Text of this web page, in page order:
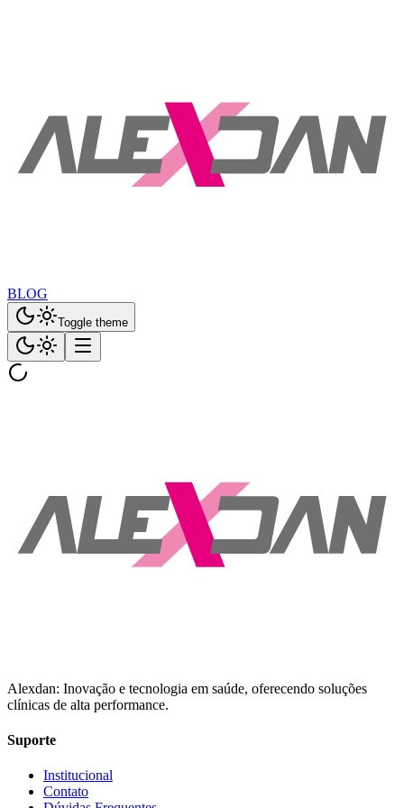
BLOG
Toggle theme
Alexdan: Inovação e tecnologia em saúde, oferecendo soluções
clínicas de alta performance.
Suporte
Institucional
Contato